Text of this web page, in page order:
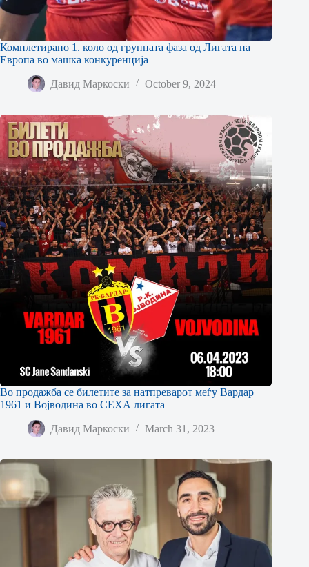
Комплетирано 1. коло од групната фаза од Лигата на
Европа во машка конкуренција
Давид Маркоски October 9, 2024
Во продажба се билетите за натпреварот меѓу Вардар
1961 и Војводина во СЕХА лигата
Давид Маркоски March 31, 2023